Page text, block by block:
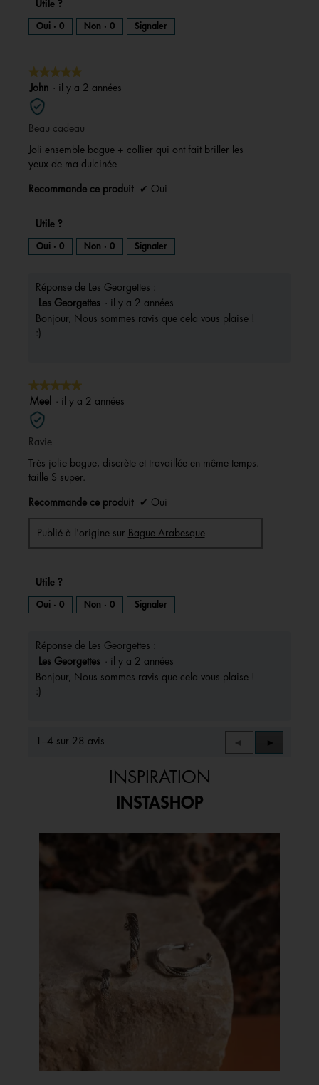
o
u
e
r
u
r
d
n
e
i
a
o
g
e
.
Utile ?
Oui · 0 Non · 0 Signaler
★★★★★
★★★★★
sur
5
étoiles.
John · il y a 2 années
Beau cadeau
Joli ensemble bague + collier qui ont fait briller les
yeux de ma dulcinée
Recommande ce produit ✔ Oui
Utile ?
Oui · 0 Non · 0 Signaler
Réponse de Les Georgettes :
Les Georgettes · il y a 2 années
Bonjour, Nous sommes ravis que cela vous plaise !
:)
★★★★★
★★★★★
5
sur
5
étoiles.
Meel · il y a 2 années
Ravie
Très jolie bague, discrète et travaillée en même temps.
taille S super.
Recommande ce produit ✔ Oui
Publié à l'origine sur Bague Arabesque
Utile ?
Oui · 0 Non · 0 Signaler
Réponse de Les Georgettes :
Les Georgettes · il y a 2 années
Bonjour, Nous sommes ravis que cela vous plaise !
:)
1–4 sur 28 avis
Précédent
Reviews
◄
Suivant
Reviews
►
INSPIRATION
INSTASHOP
Media Carousel
Carousel with product photos. Use the previous and next buttons to